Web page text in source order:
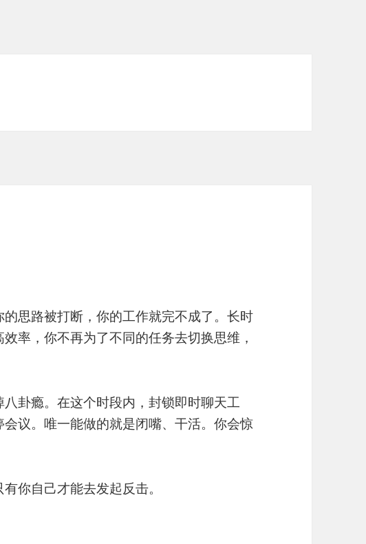
思路被打断，你的工作就完不成了。长时
率，你不再为了不同的任务去切换思维，
卦瘾。在这个时段内，封锁即时聊天工
议。唯一能做的就是闭嘴、干活。你会惊
你自己才能去发起反击。